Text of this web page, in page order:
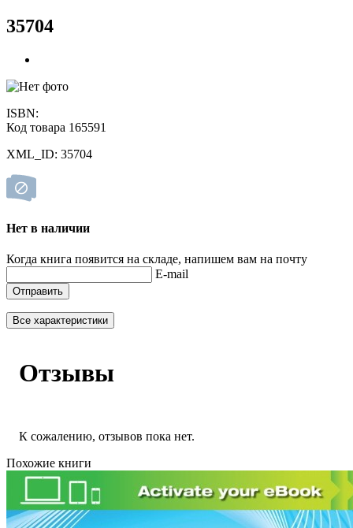
35704
ISBN:
Код товара 165591
XML_ID: 35704
Нет в наличии
Когда книга появится на складе, напишем вам на почту
E-mail
Отправить
Все характеристики
Отзывы
К сожалению, отзывов пока нет.
Похожие книги